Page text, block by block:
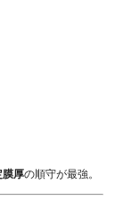
厚の順守が最強。